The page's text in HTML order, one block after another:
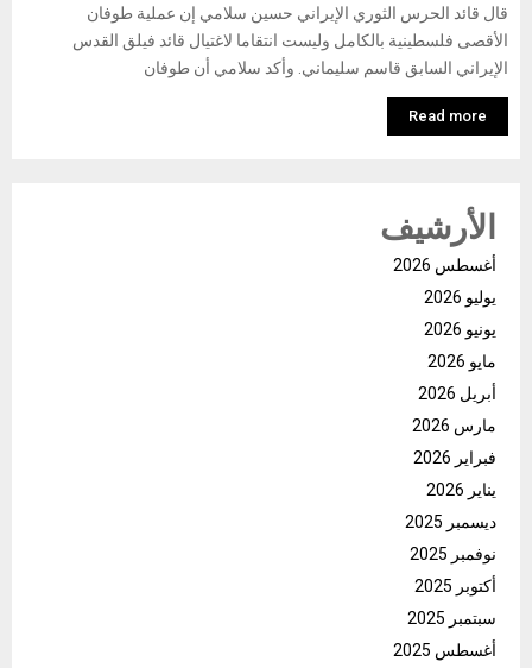
قال قائد الحرس الثوري الإيراني حسين سلامي إن عملية طوفان
الأقصى فلسطينية بالكامل وليست انتقاما لاغتيال قائد فيلق القدس
الإيراني السابق قاسم سليماني. وأكد سلامي أن طوفان
Read more
الأرشيف
أغسطس 2026
يوليو 2026
يونيو 2026
مايو 2026
أبريل 2026
مارس 2026
فبراير 2026
يناير 2026
ديسمبر 2025
نوفمبر 2025
أكتوبر 2025
سبتمبر 2025
أغسطس 2025